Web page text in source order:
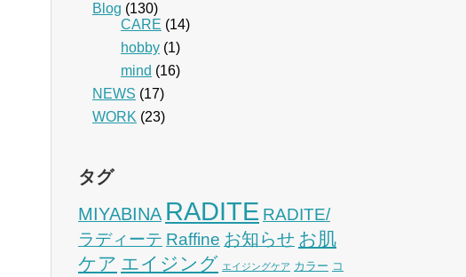
Blog (130)
CARE (14)
hobby (1)
mind (16)
NEWS (17)
WORK (23)
タグ
MIYABINA RADITE RADITE/
ラディーテ Raffine お知らせ お肌
ケア エイジング エイジングケア カラー コ